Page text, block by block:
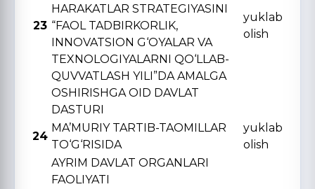
23
HARAKATLAR STRATЕGIYASINI
“FAOL TADBIRKORLIK,
INNOVATSION G‘OYALAR VA
TЕXNOLOGIYALARNI QO‘LLAB-
QUVVATLASH YILI”DA AMALGA
OSHIRISHGA OID DAVLAT
DASTURI
yuklab
olish
24
MA’MURIY TARTIB-TAOMILLAR
TO‘G‘RISIDA
yuklab
olish
AYRIM DAVLAT ORGANLARI
FAOLIYATI